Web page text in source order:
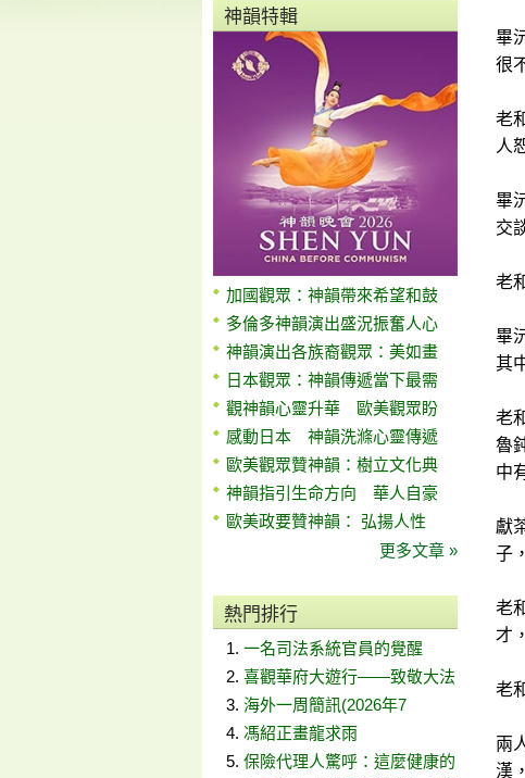
神韻特輯
加國觀眾：神韻帶來希望和鼓
多倫多神韻演出盛況振奮人心
神韻演出各族裔觀眾：美如畫
日本觀眾：神韻傳遞當下最需
觀神韻心靈升華 歐美觀眾盼
感動日本 神韻洗滌心靈傳遞
歐美觀眾贊神韻：樹立文化典
神韻指引生命方向 華人自豪
歐美政要贊神韻： 弘揚人性
更多文章 »
熱門排行
一名司法系統官員的覺醒
喜觀華府大遊行——致敬大法
海外一周簡訊(2026年7
馮紹正畫龍求雨
保險代理人驚呼：這麼健康的
畢
很
老
人
畢
交
老
畢
其
老
魯
中
獻
子
老
才
老
兩
漢